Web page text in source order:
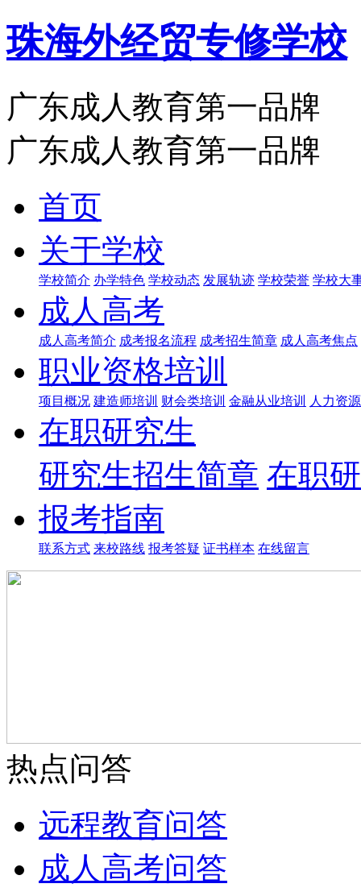
珠海外经贸专修学校
广东成人教育第一品牌
广东成人教育第一品牌
首页
关于学校
学校简介 办学特色 学校动态 发展轨迹 学校荣誉 学校大
成人高考
成人高考简介 成考报名流程 成考招生简章 成人高考焦点
职业资格培训
项目概况 建造师培训 财会类培训 金融从业培训 人力资
在职研究生
研究生招生简章 在职
报考指南
联系方式 来校路线 报考答疑 证书样本 在线留言
热点问答
远程教育问答
成人高考问答